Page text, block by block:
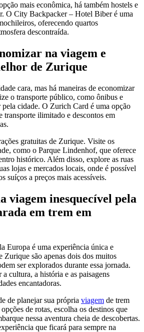
mais econômica, há também hostels e
O City Backpacker – Hotel Biber é uma
oferecendo quartos
descontraída.
na viagem e
de Zurique
cara, mas há maneiras de economizar
o transporte público, como ônibus e
pela cidade. O Zurich Card é uma opção
transporte ilimitado e descontos em
gratuitas de Zurique. Visite os
como o Parque Lindenhof, que oferece
histórico. Além disso, explore as ruas
lojas e mercados locais, onde é possível
suíços a preços mais acessíveis.
viagem inesquecível pela
em trem em
Europa é uma experiência única e
Zurique são apenas dois dos muitos
ser explorados durante essa jornada.
cultura, a história e as paisagens
encantadoras.
de planejar sua própria viagem de trem
de rotas, escolha os destinos que
nessa aventura cheia de descobertas.
que ficará para sempre na